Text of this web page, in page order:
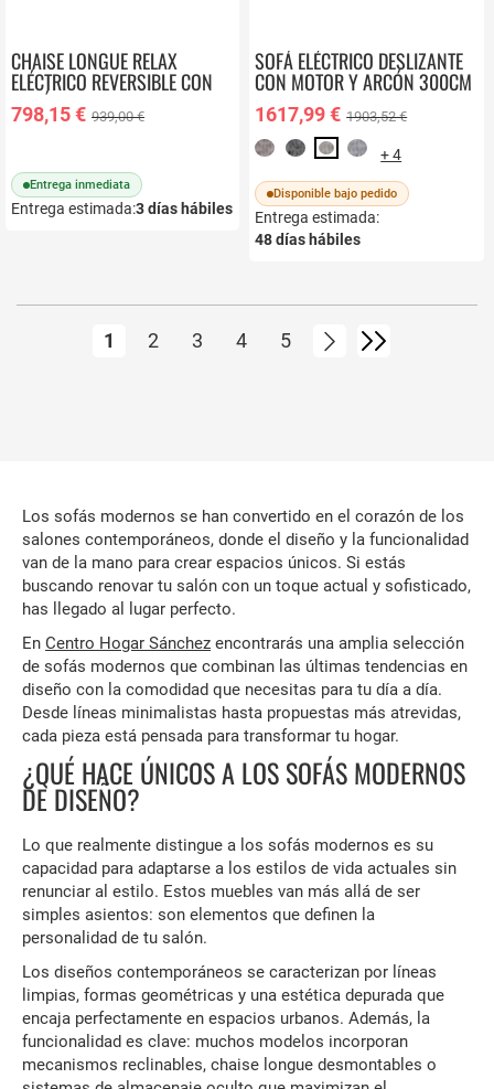
CHAISE LONGUE RELAX
ELÉCTRICO REVERSIBLE CON
ARCÓN TAPIZADO EN TELA
CHARLOTE
798,15 € 939,00 €
Entrega inmediata
Entrega estimada:3días hábiles
SOFÁ ELÉCTRICO DESLIZANTE
CON MOTOR Y ARCÓN 300CM
KABAH
1617,99 € 1903,52 €
+ 4
Disponible bajo pedido
Entrega estimada:
48días hábiles
Actualmente estás leyendo página
1 Página
2 Página
3 Página
4 Página
5 Página
Siguiente
Página
Los sofás modernos se han convertido en el corazón de los
salones contemporáneos, donde el diseño y la funcionalidad
van de la mano para crear espacios únicos. Si estás
buscando renovar tu salón con un toque actual y sofisticado,
has llegado al lugar perfecto.
En Centro Hogar Sánchez encontrarás una amplia selección
de sofás modernos que combinan las últimas tendencias en
diseño con la comodidad que necesitas para tu día a día.
Desde líneas minimalistas hasta propuestas más atrevidas,
cada pieza está pensada para transformar tu hogar.
¿QUÉ HACE ÚNICOS A LOS SOFÁS MODERNOS
DE DISEÑO?
Lo que realmente distingue a los sofás modernos es su
capacidad para adaptarse a los estilos de vida actuales sin
renunciar al estilo. Estos muebles van más allá de ser
simples asientos: son elementos que definen la
personalidad de tu salón.
Los diseños contemporáneos se caracterizan por líneas
limpias, formas geométricas y una estética depurada que
encaja perfectamente en espacios urbanos. Además, la
funcionalidad es clave: muchos modelos incorporan
mecanismos reclinables, chaise longue desmontables o